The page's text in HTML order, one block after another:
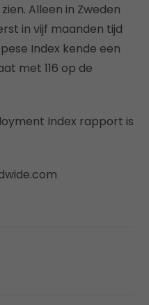
Alleen in Zweden
in vijf maanden tijd
Index kende een
met 116 op de
Index rapport is